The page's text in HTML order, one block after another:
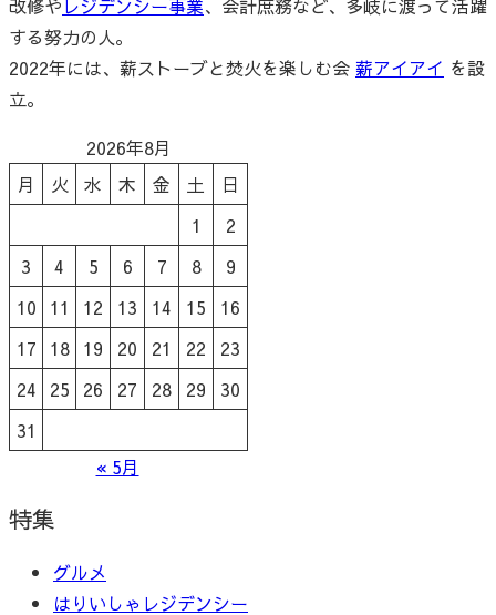
改修や レジデンシー事業、会計庶務など、多岐に渡って活躍
する努力の人。
2022年には、薪ストーブと焚火を楽しむ会 薪アイアイ を設
立。
2026年8月
月
火 水 木 金 土
日
1
2
3
4 5 6 7 8
9
10
11 12 13 14 15
16
17
18 19 20 21 22
23
24
25 26 27 28 29
30
31
« 5月
特集
グルメ
はりいしゃレジデンシー